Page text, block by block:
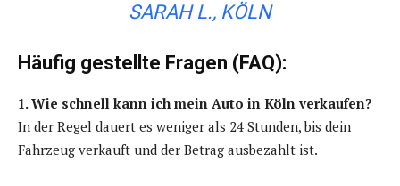
SARAH L., KÖLN
Häufig gestellte Fragen (FAQ):
1. Wie schnell kann ich mein Auto in Köln verkaufen?
In der Regel dauert es weniger als 24 Stunden, bis dein
Fahrzeug verkauft und der Betrag ausbezahlt ist.